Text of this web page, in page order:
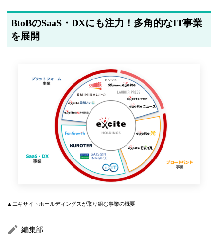
BtoBのSaaS・DXにも注力！多角的なIT事業
を展開
▲エキサイトホールディングスが取り組む事業の概要
編集部